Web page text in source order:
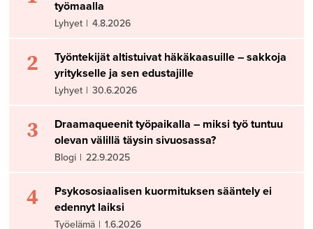
työmaalla
Lyhyet | 4.8.2026
2
Työntekijät altistuivat häkäkaasuille – sakkoja
yritykselle ja sen edustajille
Lyhyet | 30.6.2026
3
Draamaqueenit työpaikalla – miksi työ tuntuu
olevan välillä täysin sivuosassa?
Blogi | 22.9.2025
4
Psykososiaalisen kuormituksen sääntely ei
edennyt laiksi
Työelämä | 1.6.2026